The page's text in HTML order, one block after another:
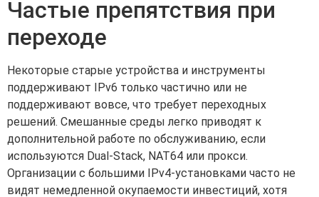
Частые препятствия при
переходе
Некоторые старые устройства и инструменты
поддерживают IPv6 только частично или не
поддерживают вовсе, что требует переходных
решений. Смешанные среды легко приводят к
дополнительной работе по обслуживанию, если
используются Dual-Stack, NAT64 или прокси.
Организации с большими IPv4-установками часто не
видят немедленной окупаемости инвестиций, хотя